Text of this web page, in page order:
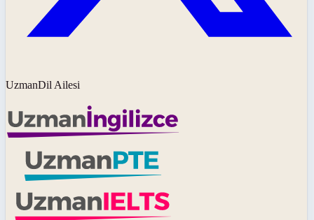
UzmanDil Ailesi